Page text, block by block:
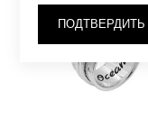
ПОДТВЕРДИТЬ